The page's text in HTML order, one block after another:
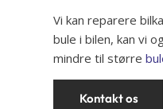
Vi kan reparere
bule i bilen, kan vi
mindre til større
Kontakt os